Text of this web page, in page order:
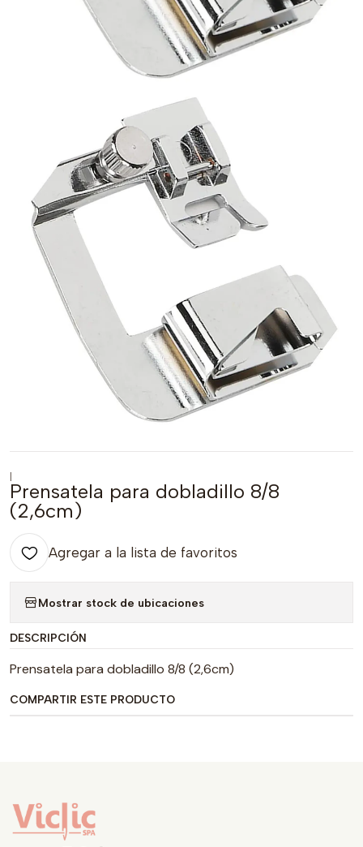
|
Prensatela para dobladillo 8/8
(2,6cm)
Agregar a la lista de favoritos
Mostrar stock de ubicaciones
DESCRIPCIÓN
Prensatela para dobladillo 8/8 (2,6cm)
COMPARTIR ESTE PRODUCTO